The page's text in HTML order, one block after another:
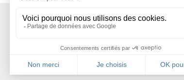
RESTEZ
Adresse email* :